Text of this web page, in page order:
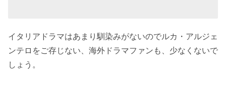
イタリアドラマはあまり馴染みがないのでルカ・アルジェ
ンテロをご存じない、海外ドラマファンも、少なくないで
しょう。